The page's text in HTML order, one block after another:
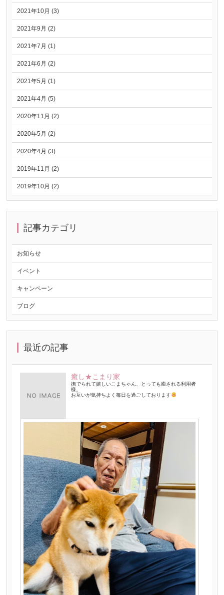
2021年10月 (3)
2021年9月 (2)
2021年7月 (1)
2021年6月 (2)
2021年5月 (1)
2021年4月 (5)
2020年11月 (2)
2020年5月 (2)
2020年4月 (3)
2019年11月 (2)
2019年10月 (2)
記事カテゴリ
お知らせ
イベント
キャンペーン
ブログ
最近の記事
癒し★こまり家
撫でられて嬉しいこまちゃん、とっても癒される利用者
様。
お互いが気持ちよく毎日を過ごしております